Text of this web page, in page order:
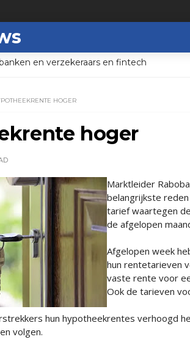
en verzekeraars en fintech
HOGER
hoger
Marktleider
belangrijkste
tarief waartegen
de afgelopen
Afgelopen week
hun rentetarieven
vaste rente voor
Ook de tarieven
hun hypotheekrentes verhoogd
volgen.